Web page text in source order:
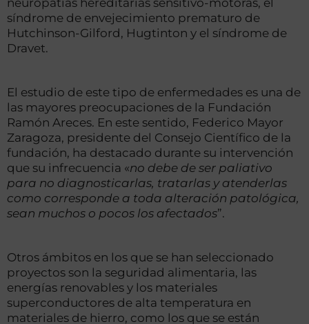
síndrome de envejecimiento prematuro de
Hutchinson-Gilford, Hugtinton y el síndrome de
Dravet.
El estudio de este tipo de enfermedades es una de
las mayores preocupaciones de la Fundación
Ramón Areces. En este sentido, Federico Mayor
Zaragoza, presidente del Consejo Científico de la
fundación, ha destacado durante su intervención
que su infrecuencia «no debe de ser paliativo
para no diagnosticarlas, tratarlas y atenderlas
como corresponde a toda alteración patológica,
sean muchos o pocos los afectados”.
Otros ámbitos en los que se han seleccionado
proyectos son la seguridad alimentaria, las
energías renovables y los materiales
superconductores de alta temperatura en
materiales de hierro, como los que se están